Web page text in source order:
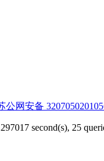
公网安备
second(s), 25